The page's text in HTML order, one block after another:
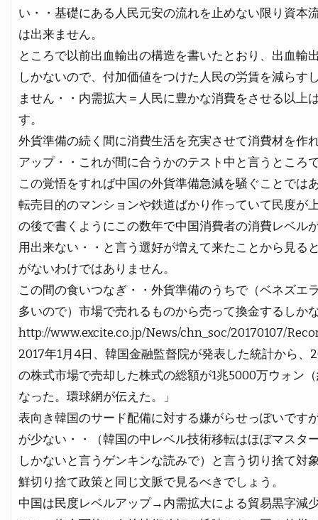
い・・基礎にある人民元安の流れを止めない限り資本
は出来ません。
ところで以前出血輸出の構造を書いたとおり、出血輸
しかないので、付加価値をつけた人民の労賃を減らす
ません・・内需拡大＝人民に豊かな消費をさせる以上
す。
外貨準備の続く間に消費生活を充実させて消費材を作
アップ・・これが間に合うかのテスト中と言うところ
この覚悟をすれば中国の外貨準備急減を騒ぐことでは
転売目的のマンションや鉄道ばかり作っていて民度が
の後で書くようにこの数年で中国消費者の消費レベル
用出来ない・・と言う選好が増えて来たことから見る
がないわけではありません。
この間の食いつなぎ・・外貨準備のうちで（ベネズエ
多いので）市場で売れるものから売って換金するしか
http://www.excite.co.jp/News/chn_soc/20170107/
2017年1月4日、韓国金融監督院が発表した統計から、
の株式市場で売却した株式の総額が1兆5000万ウォン
なった。環球網が伝えた。」
表向き韓国のサード配備に対する嫌がらせっぽいです
が少ない・・（韓国の中レベル技術移転はほぼマスタ
しかないと言うゲンキンな読みで）と言う切り捨て対
鮮切り捨て政策と同じ文脈で見るべきでしょう。
中国は民度レベルアップ→内需拡大による貿易黒字減